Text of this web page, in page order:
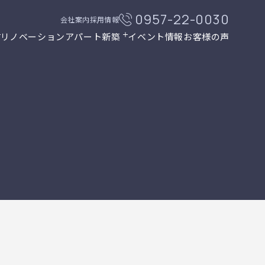
会社案内採用情報 0957-22-0030
リノベーションアパート新築 イベント情報お客様の声